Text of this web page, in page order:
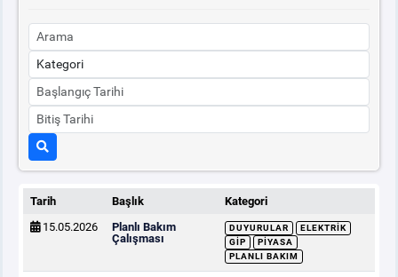
Tarih Başlık
Kategori
15.05.2026
Planlı Bakım
Çalışması
DUYURULAR
ELEKTRIK
GİP
PIYASA
PLANLI BAKIM